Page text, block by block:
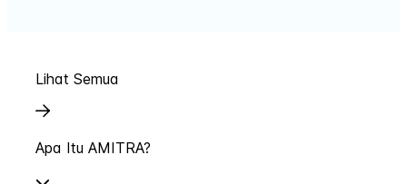
Lihat Semua
Apa Itu AMITRA?